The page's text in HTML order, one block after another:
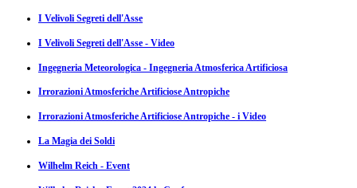
I Velivoli Segreti dell'Asse
I Velivoli Segreti dell'Asse - Video
Ingegneria Meteorologica - Ingegneria Atmosferica Artificiosa
Irrorazioni Atmosferiche Artificiose Antropiche
Irrorazioni Atmosferiche Artificiose Antropiche - i Video
La Magia dei Soldi
Wilhelm Reich - Event